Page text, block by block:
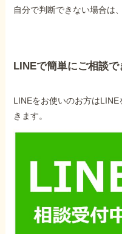
自分で判断できない場合は
LINEで簡単にご相談で
LINEをお使いのお方は
きます。